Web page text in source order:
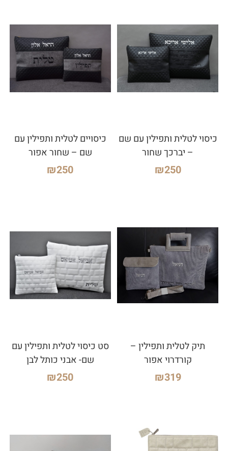
כיסוי לטלית ותפילין עם שם
– יברכך שחור
₪250
כיסויים לטלית ותפילין עם
שם – שחור אפור
₪250
תיק לטלית ותפילין –
קורדרוי אפור
₪319
סט כיסוי לטלית ותפילין עם
שם- אבני כותל לבן
₪250